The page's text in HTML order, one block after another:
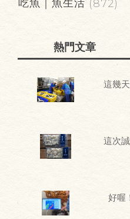
(872)
熱門文章
這幾
這次
好喔